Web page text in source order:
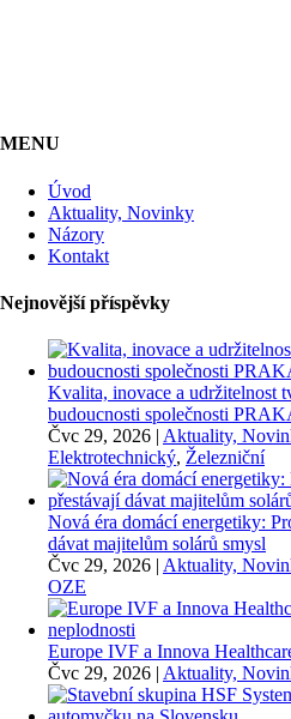
MENU
Úvod
Aktuality, Novinky
Názory
Kontakt
Nejnovější příspěvky
Kvalita, inovace a udržitelnost
budoucnosti společnosti
Čvc 29, 2026 | Aktuality,
Elektrotechnický, Železniční
Nová éra domácí energetiky:
dávat majitelům solárů smysl
Čvc 29, 2026 | Aktuality,
OZE
Europe IVF a Innova
Čvc 29, 2026 | Aktuality,